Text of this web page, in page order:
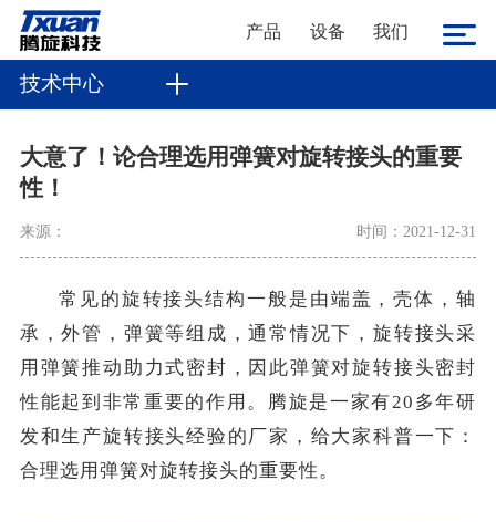
产品 设备 我们
技术中心
大意了！论合理选用弹簧对旋转接头的重要
性！
来源： 时间：2021-12-31
常见的旋转接头结构一般是由端盖，壳体，轴
承，外管，弹簧等组成，通常情况下，旋转接头采
用弹簧推动助力式密封，因此弹簧对旋转接头密封
性能起到非常重要的作用。腾旋是一家有20多年研
发和生产旋转接头经验的厂家，给大家科普一下：
合理选用弹簧对旋转接头的重要性。